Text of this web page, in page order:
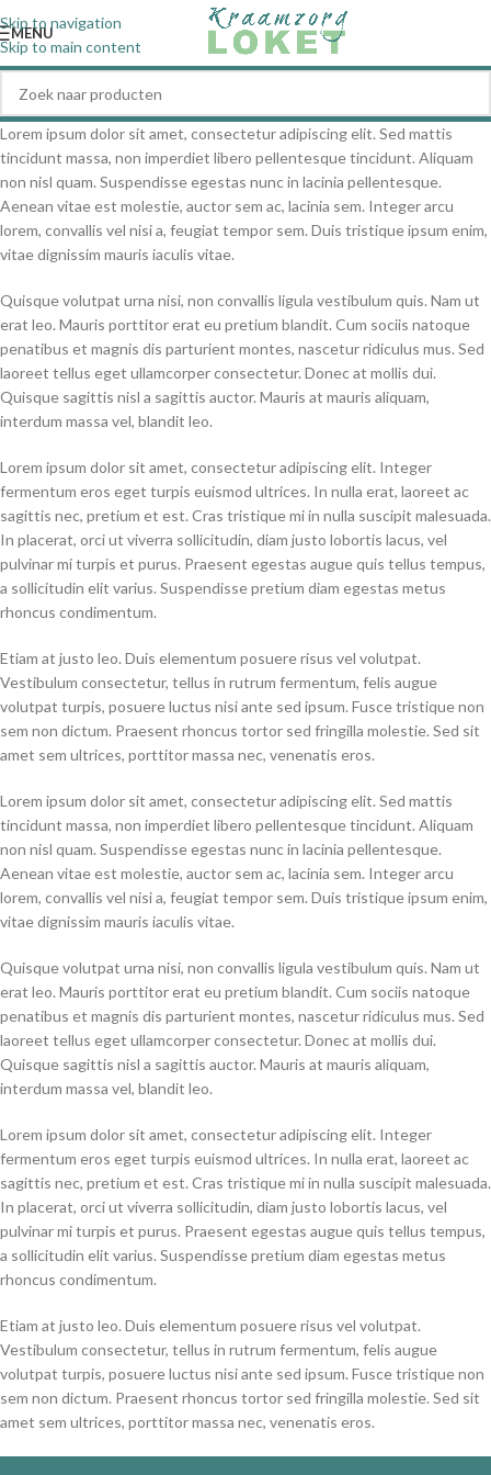
Skip to navigation
Skip to main content
MENU
Lorem ipsum dolor sit amet, consectetur adipiscing elit. Sed mattis
tincidunt massa, non imperdiet libero pellentesque tincidunt. Aliquam
non nisl quam. Suspendisse egestas nunc in lacinia pellentesque.
Aenean vitae est molestie, auctor sem ac, lacinia sem. Integer arcu
lorem, convallis vel nisi a, feugiat tempor sem. Duis tristique ipsum enim,
vitae dignissim mauris iaculis vitae.
Quisque volutpat urna nisi, non convallis ligula vestibulum quis. Nam ut
erat leo. Mauris porttitor erat eu pretium blandit. Cum sociis natoque
penatibus et magnis dis parturient montes, nascetur ridiculus mus. Sed
laoreet tellus eget ullamcorper consectetur. Donec at mollis dui.
Quisque sagittis nisl a sagittis auctor. Mauris at mauris aliquam,
interdum massa vel, blandit leo.
Lorem ipsum dolor sit amet, consectetur adipiscing elit. Integer
fermentum eros eget turpis euismod ultrices. In nulla erat, laoreet ac
sagittis nec, pretium et est. Cras tristique mi in nulla suscipit malesuada.
In placerat, orci ut viverra sollicitudin, diam justo lobortis lacus, vel
pulvinar mi turpis et purus. Praesent egestas augue quis tellus tempus,
a sollicitudin elit varius. Suspendisse pretium diam egestas metus
rhoncus condimentum.
Etiam at justo leo. Duis elementum posuere risus vel volutpat.
Vestibulum consectetur, tellus in rutrum fermentum, felis augue
volutpat turpis, posuere luctus nisi ante sed ipsum. Fusce tristique non
sem non dictum. Praesent rhoncus tortor sed fringilla molestie. Sed sit
amet sem ultrices, porttitor massa nec, venenatis eros.
Lorem ipsum dolor sit amet, consectetur adipiscing elit. Sed mattis
tincidunt massa, non imperdiet libero pellentesque tincidunt. Aliquam
non nisl quam. Suspendisse egestas nunc in lacinia pellentesque.
Aenean vitae est molestie, auctor sem ac, lacinia sem. Integer arcu
lorem, convallis vel nisi a, feugiat tempor sem. Duis tristique ipsum enim,
vitae dignissim mauris iaculis vitae.
Quisque volutpat urna nisi, non convallis ligula vestibulum quis. Nam ut
erat leo. Mauris porttitor erat eu pretium blandit. Cum sociis natoque
penatibus et magnis dis parturient montes, nascetur ridiculus mus. Sed
laoreet tellus eget ullamcorper consectetur. Donec at mollis dui.
Quisque sagittis nisl a sagittis auctor. Mauris at mauris aliquam,
interdum massa vel, blandit leo.
Lorem ipsum dolor sit amet, consectetur adipiscing elit. Integer
fermentum eros eget turpis euismod ultrices. In nulla erat, laoreet ac
sagittis nec, pretium et est. Cras tristique mi in nulla suscipit malesuada.
In placerat, orci ut viverra sollicitudin, diam justo lobortis lacus, vel
pulvinar mi turpis et purus. Praesent egestas augue quis tellus tempus,
a sollicitudin elit varius. Suspendisse pretium diam egestas metus
rhoncus condimentum.
Etiam at justo leo. Duis elementum posuere risus vel volutpat.
Vestibulum consectetur, tellus in rutrum fermentum, felis augue
volutpat turpis, posuere luctus nisi ante sed ipsum. Fusce tristique non
sem non dictum. Praesent rhoncus tortor sed fringilla molestie. Sed sit
amet sem ultrices, porttitor massa nec, venenatis eros.